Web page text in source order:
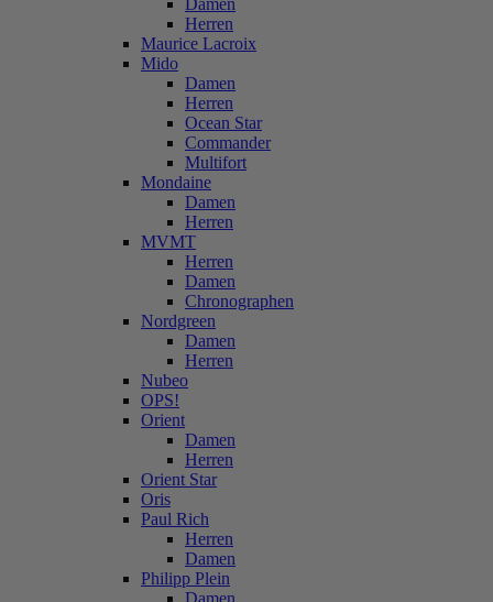
Damen
Herren
Maurice Lacroix
Mido
Damen
Herren
Ocean Star
Commander
Multifort
Mondaine
Damen
Herren
MVMT
Herren
Damen
Chronographen
Nordgreen
Damen
Herren
Nubeo
OPS!
Orient
Damen
Herren
Orient Star
Oris
Paul Rich
Herren
Damen
Philipp Plein
Damen